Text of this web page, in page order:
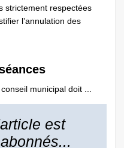
strictement respectées
l’annulation des
municipal doit ...
est